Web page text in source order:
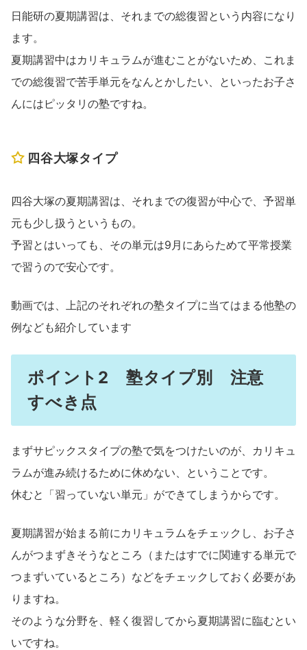
日能研の夏期講習は、それまでの総復習という内容になり
ます。
夏期講習中はカリキュラムが進むことがないため、これま
での総復習で苦手単元をなんとかしたい、といったお子さ
んにはピッタリの塾ですね。
四谷大塚タイプ
四谷大塚の夏期講習は、それまでの復習が中心で、予習単
元も少し扱うというもの。
予習とはいっても、その単元は9月にあらためて平常授業
で習うので安心です。
動画では、上記のそれぞれの塾タイプに当てはまる他塾の
例なども紹介しています
ポイント2 塾タイプ別 注意
すべき点
まずサピックスタイプの塾で気をつけたいのが、カリキュ
ラムが進み続けるために休めない、ということです。
休むと「習っていない単元」ができてしまうからです。
夏期講習が始まる前にカリキュラムをチェックし、お子さ
んがつまずきそうなところ（またはすでに関連する単元で
つまずいているところ）などをチェックしておく必要があ
りますね。
そのような分野を、軽く復習してから夏期講習に臨むとい
いですね。